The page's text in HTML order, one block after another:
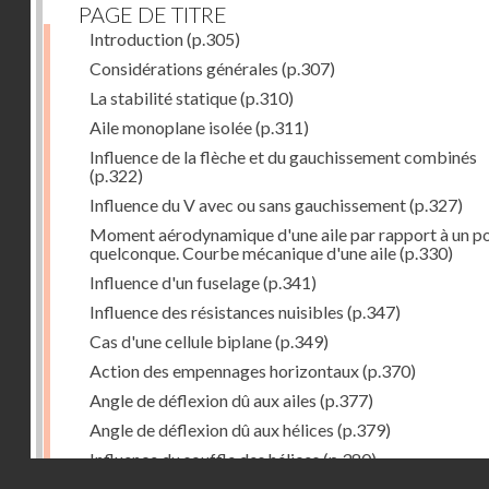
PAGE DE TITRE
Introduction(p.305)
Considérations générales (p.307)
La stabilité statique(p.310)
Aile monoplane isolée(p.311)
Influence de la flèche et du gauchissement combinés
(p.322)
Influence du V avec ou sans gauchissement(p.327)
Moment aérodynamique d'une aile par rapport à un
quelconque. Courbe mécanique d'une aile(p.330)
Influence d'un fuselage(p.341)
Influence des résistances nuisibles (p.347)
Cas d'une cellule biplane(p.349)
Action des empennages horizontaux(p.370)
Angle de déflexion dû aux ailes (p.377)
Angle de déflexion dû aux hélices (p.379)
Influence du souffle des hélices(p.380)